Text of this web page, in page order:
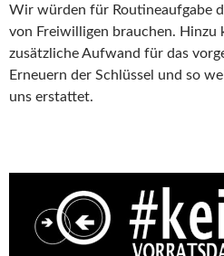
Wir würden für Routineaufgabe
von Freiwilligen brauchen. Hinzu
zusätzliche Aufwand für das
Erneuern der Schlüssel und so
uns erstattet.